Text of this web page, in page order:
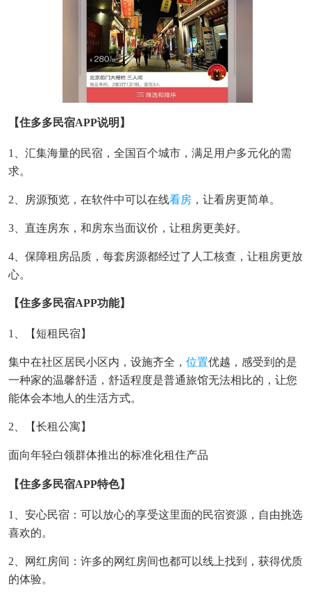
【住多多民宿APP说明】
1、汇集海量的民宿，全国百个城市，满足用户多元化的需
求。
2、房源预览，在软件中可以在线看房 ，让看房更简单。
3、直连房东，和房东当面议价，让租房更美好。
4、保障租房品质，每套房源都经过了人工核查，让租房更放
心。
【住多多民宿APP功能】
1、【短租民宿】
集中在社区居民小区内，设施齐全， 位置优越，感受到的是
一种家的温馨舒适，舒适程度是普通旅馆无法相比的，让您
能体会本地人的生活方式。
2、【长租公寓】
面向年轻白领群体推出的标准化租住产品
【住多多民宿APP特色】
1、安心民宿：可以放心的享受这里面的民宿资源，自由挑选
喜欢的。
2、网红房间：许多的网红房间也都可以线上找到，获得优质
的体验。